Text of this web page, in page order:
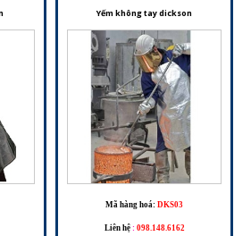
Yếm không tay dickson
Mã hàng hoá: DKS03
Liên hệ : 098.148.6162